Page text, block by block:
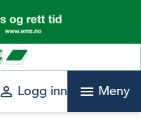
perm_identity Logg inn menu Meny